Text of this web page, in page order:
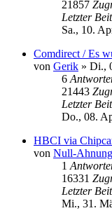
21857
Letzter
Sa., 10.
Comdirect / Es
von Gerik » Di.,
6
21443
Letzter
Do., 08.
HBCI via
von Null-Ahnung
1
16331
Letzter
Mi., 31.